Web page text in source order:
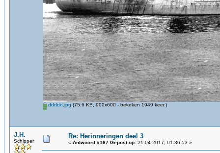
ddddd.jpg (75.6 KB, 900x600 - bekeken 1949 keer.)
J.H.
Schipper
Re: Herinneringen deel 3
« Antwoord #167 Gepost op: 21-04-2017, 01:36:53 »